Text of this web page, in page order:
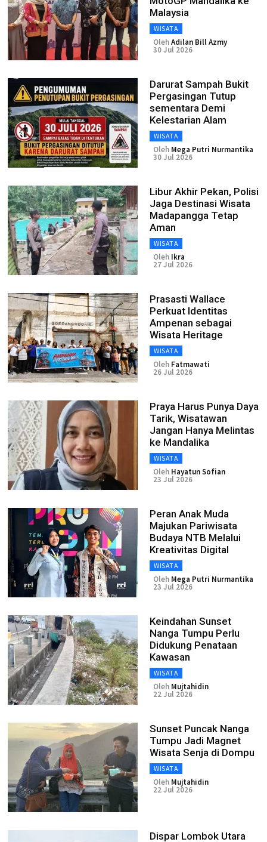
Malaysia
WISATA
OlehAdilan Bill Azmy
30 Jul 2026
Darurat Sampah Bukit
Pergasingan Tutup
sementara Demi
Kelestarian Alam
WISATA
Oleh Mega Putri Nurmantika
30 Jul 2026
Libur Akhir Pekan, Polisi
Jaga Destinasi Wisata
Madapangga Tetap
Aman
WISATA
Oleh Ikra
27 Jul 2026
Prasasti Wallace
Perkuat Identitas
Ampenan sebagai
Wisata Heritage
WISATA
Oleh Fatmawati
26 Jul 2026
Praya Harus Punya Daya
Tarik, Wisatawan
Jangan Hanya Melintas
ke Mandalika
WISATA
Oleh Hayatun Sofian
23 Jul 2026
Peran Anak Muda
Majukan Pariwisata
Budaya NTB Melalui
Kreativitas Digital
WISATA
Oleh Mega Putri Nurmantika
23 Jul 2026
Keindahan Sunset
Nanga Tumpu Perlu
Didukung Penataan
Kawasan
WISATA
Oleh Mujtahidin
22 Jul 2026
Sunset Puncak Nanga
Tumpu Jadi Magnet
Wisata Senja di Dompu
WISATA
Oleh Mujtahidin
22 Jul 2026
Dispar Lombok Utara